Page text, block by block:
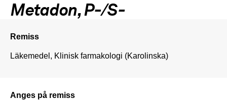
Metadon, P-/S-
Remiss
Läkemedel, Klinisk farmakologi (Karolinska)
Anges på remiss